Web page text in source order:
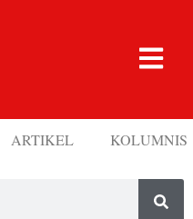
ARTIKEL KOLUMNIS